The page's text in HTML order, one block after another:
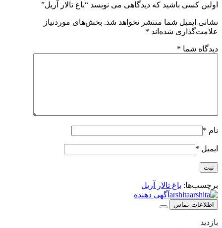
اولین کسی باشید که دیدگاهی می نویسد “باغ تالار آریل”
نشانی ایمیل شما منتشر نخواهد شد. بخش‌های موردنیاز
علامت‌گذاری شده‌اند *
دیدگاه شما *
نام *
ایمیل *
برچسب‌ها: باغ تالار آریل
arshitaآگهی دهنده
اطلاعات تماس
بازدید